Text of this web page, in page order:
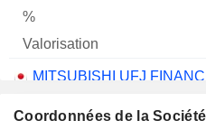
MITSUBISHI UFJ
Coordonnées de la